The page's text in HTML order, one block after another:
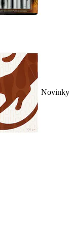
Novinky